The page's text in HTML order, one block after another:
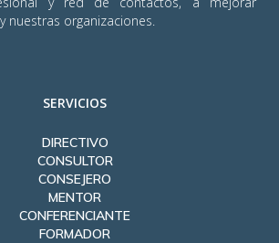
nuestras organizaciones.
SERVICIOS
DIRECTIVO
CONSULTOR
CONSEJERO
MENTOR
CONFERENCIANTE
FORMADOR